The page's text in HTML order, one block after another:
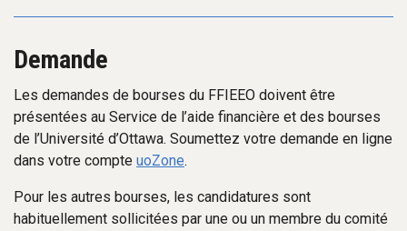
Demande
Les demandes de bourses du FFIEEO doivent être
présentées au Service de l’aide financière et des bourses
de l’Université d’Ottawa. Soumettez votre demande en ligne
dans votre compte uoZone.
Pour les autres bourses, les candidatures sont
habituellement sollicitées par une ou un membre du comité